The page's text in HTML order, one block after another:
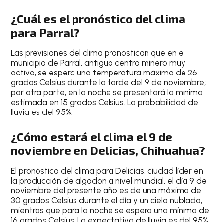
¿Cuál es el pronóstico del clima
para Parral?
Lasprevisiones del clima pronostican que en el
municipio de Parral , antiguocentro minero muy
activo, se espera una temperatura máxima de 26
grados Celsius durante la tarde del9 de noviembre;
por otra parte, en la noche se presentará la mínima
estimada en15 grados Celsius. Laprobabilidad de
lluvia es del 95%.
¿Cómo estará el clima el 9 de
noviembre en Delicias, Chihuahua?
Elpronóstico del clima para Delicias, ciudadlíder en
la producción de algodón a nivel mundial, el día9 de
noviembre del presente año es de unamáxima de
30 grados Celsius durante el día y uncielo nublado,
mientras que para lanoche se espera unamínima de
16 grados Celsius .La expectativa de lluvia es del 95%